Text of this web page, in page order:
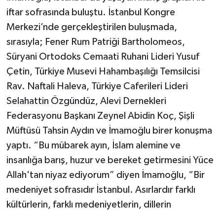
iftar sofrasında buluştu. İstanbul Kongre
Merkezi’nde gerçekleştirilen buluşmada,
sırasıyla; Fener Rum Patriği Bartholomeos,
Süryani Ortodoks Cemaati Ruhani Lideri Yusuf
Çetin, Türkiye Musevi Hahambaşılığı Temsilcisi
Rav. Naftali Haleva, Türkiye Caferileri Lideri
Selahattin Özgündüz, Alevi Dernekleri
Federasyonu Başkanı Zeynel Abidin Koç, Şişli
Müftüsü Tahsin Aydın ve İmamoğlu birer konuşma
yaptı. “Bu mübarek ayın, İslam alemine ve
insanlığa barış, huzur ve bereket getirmesini Yüce
Allah'tan niyaz ediyorum” diyen İmamoğlu, “Bir
medeniyet sofrasıdır İstanbul. Asırlardır farklı
kültürlerin, farklı medeniyetlerin, dillerin